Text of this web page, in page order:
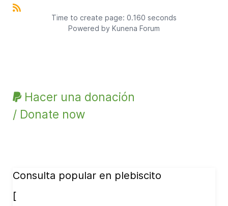
Time to create page: 0.160 seconds
Powered by Kunena Forum
Hacer una donación
/ Donate now
Consulta popular en plebiscito
[